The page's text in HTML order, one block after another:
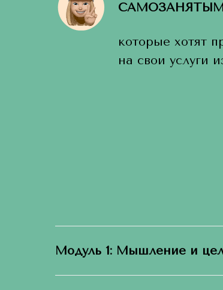
которые хотят
на свои услуги
Модуль 1: Мышление и